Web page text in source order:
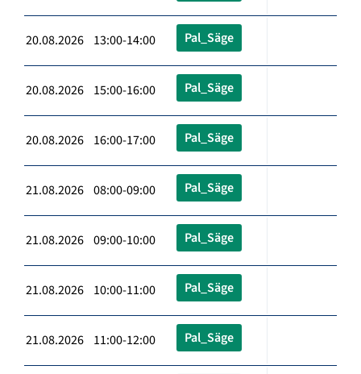
20.08.2026 13:00-14:00 Pal_Säge
20.08.2026 15:00-16:00 Pal_Säge
20.08.2026 16:00-17:00 Pal_Säge
21.08.2026 08:00-09:00 Pal_Säge
21.08.2026 09:00-10:00 Pal_Säge
21.08.2026 10:00-11:00 Pal_Säge
21.08.2026 11:00-12:00 Pal_Säge